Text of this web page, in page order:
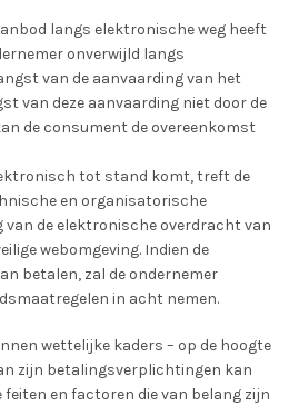
langs elektronische weg heeft
onverwijld langs
van de aanvaarding van het
van deze aanvaarding niet door de
de consument de overeenkomst
tot stand komt, treft de
en organisatorische
van de elektronische overdracht van
webomgeving. Indien de
betalen, zal de ondernemer
in acht nemen.
wettelijke kaders – op de hoogte
zijn betalingsverplichtingen kan
feiten en factoren die van belang zijn